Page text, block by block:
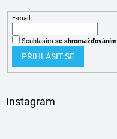
E-mail
Souhlasím se shromažďováním
PŘIHLÁSIT SE
Instagram